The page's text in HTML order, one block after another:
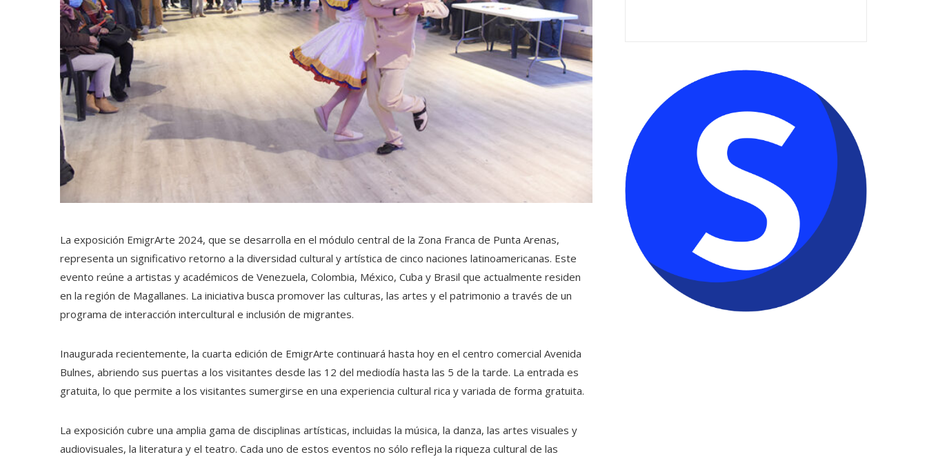
La exposición EmigrArte 2024, que se desarrolla en el módulo central de la Zona Franca de Punta Arenas,
representa un significativo retorno a la diversidad cultural y artística de cinco naciones latinoamericanas. Este
evento reúne a artistas y académicos de Venezuela, Colombia, México, Cuba y Brasil que actualmente residen
en la región de Magallanes. La iniciativa busca promover las culturas, las artes y el patrimonio a través de un
programa de interacción intercultural e inclusión de migrantes.
Inaugurada recientemente, la cuarta edición de EmigrArte continuará hasta hoy en el centro comercial Avenida
Bulnes, abriendo sus puertas a los visitantes desde las 12 del mediodía hasta las 5 de la tarde. La entrada es
gratuita, lo que permite a los visitantes sumergirse en una experiencia cultural rica y variada de forma gratuita.
La exposición cubre una amplia gama de disciplinas artísticas, incluidas la música, la danza, las artes visuales y
audiovisuales, la literatura y el teatro. Cada uno de estos eventos no sólo refleja la riqueza cultural de las